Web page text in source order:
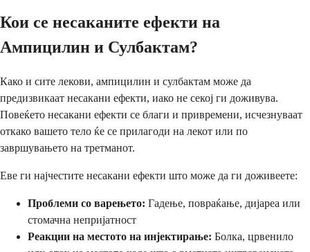
Кои се несаканите ефекти на
Ампицилин и Сулбактам?
Како и сите лекови, ампицилин и сулбактам може да
предизвикаат несакани ефекти, иако не секој ги доживува.
Повеќето несакани ефекти се благи и привремени, исчезнуваат
откако вашето тело ќе се прилагоди на лекот или по
завршувањето на третманот.
Еве ги најчестите несакани ефекти што може да ги доживеете:
Проблеми со варењето: Гадење, повраќање, дијареа или
стомачна непријатност
Реакции на местото на инјектирање: Болка, црвенило